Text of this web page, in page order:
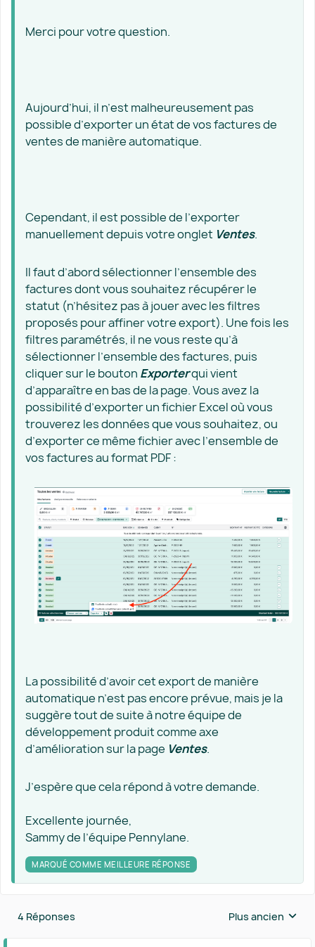
Merci pour votre question.
Aujourd’hui, il n’est malheureusement pas
possible d’exporter un état de vos factures de
ventes de manière automatique.
Cependant, il est possible de l’exporter
manuellement depuis votre onglet Ventes.
Il faut d’abord sélectionner l’ensemble des
factures dont vous souhaitez récupérer le
statut (n’hésitez pas à jouer avec les filtres
proposés pour affiner votre export). Une fois les
filtres paramétrés, il ne vous reste qu’à
sélectionner l’ensemble des factures, puis
cliquer sur le bouton Exporterqui vient
d’apparaître en bas de la page. Vous avez la
possibilité d’exporter un fichier Excel où vous
trouverez les données que vous souhaitez, ou
d’exporter ce même fichier avec l’ensemble de
vos factures au format PDF :
La possibilité d’avoir cet export de manière
automatique n’est pas encore prévue, mais je la
suggère tout de suite à notre équipe de
développement produit comme axe
d’amélioration sur la page Ventes.
J’espère que cela répond à votre demande.
Excellente journée,
Sammy de l’équipe Pennylane.
MARQUÉ COMME MEILLEURE RÉPONSE
4 Réponses Réponses triées
Plus ancien